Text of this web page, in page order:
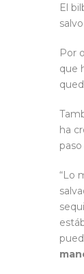
El
Por
que
ha
“Lo